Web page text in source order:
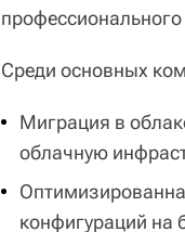
Среди основных
Миграция в
облачную
конфигураций на